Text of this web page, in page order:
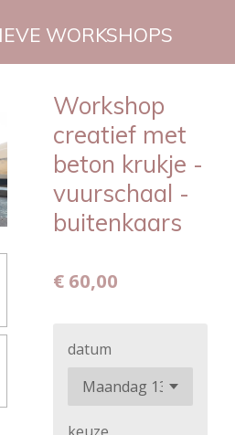
WORKSHOPS
Workshop
creatief met
beton krukje -
vuurschaal -
buitenkaars
€ 60,00
datum